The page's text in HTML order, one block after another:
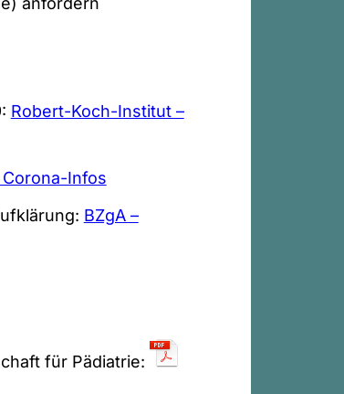
Robert-Koch-Institut –
Corona-Infos
BZgA –
für Pädiatrie: